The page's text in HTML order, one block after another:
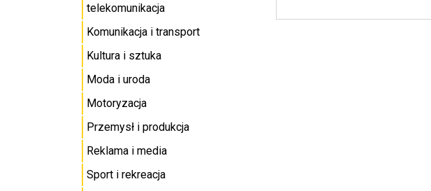
telekomunikacja
Komunikacja i transport
Kultura i sztuka
Moda i uroda
Motoryzacja
Przemysł i produkcja
Reklama i media
Sport i rekreacja